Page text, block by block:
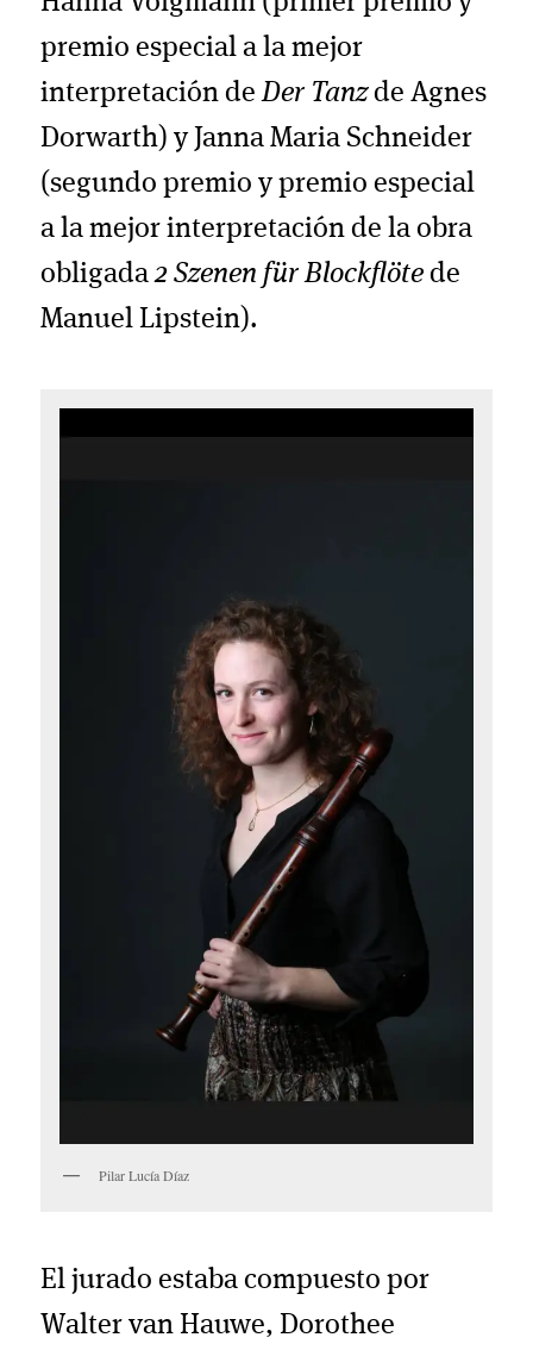
premio especial a la mejor
interpretación deDer Tanzde Agnes
Dorwarth) y Janna Maria Schneider
(segundo premio y premio especial
a la mejor interpretación de la obra
obligada2 Szenen für Blockflöte de
Manuel Lipstein).
Pilar Lucía Díaz
El jurado estaba compuesto por
Walter van Hauwe, Dorothee